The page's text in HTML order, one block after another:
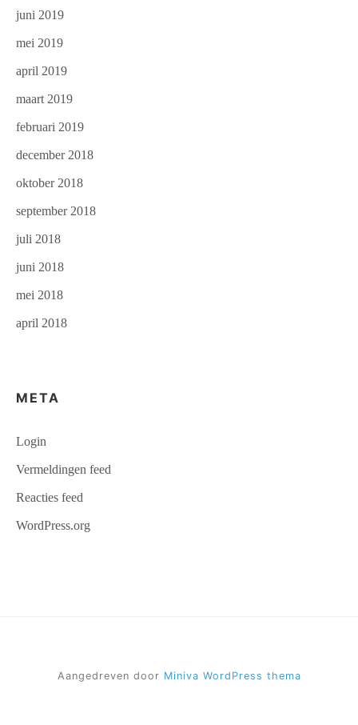
juni 2019
mei 2019
april 2019
maart 2019
februari 2019
december 2018
oktober 2018
september 2018
juli 2018
juni 2018
mei 2018
april 2018
META
Login
Vermeldingen feed
Reacties feed
WordPress.org
Aangedreven door Miniva WordPress thema